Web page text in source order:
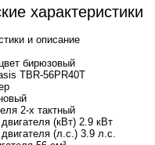
характеристики
и описание
бирюзовый
TBR-56PR40T
2-х тактный
(кВт) 2.9 кВт
(л.с.) 3.9 л.с.